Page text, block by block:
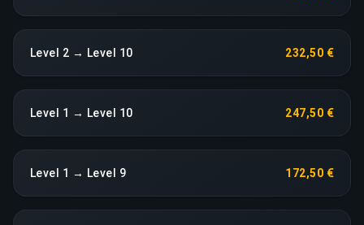
Level 2 → Level 10 232,50 €
Level 1 → Level 10 247,50 €
Level 1 → Level 9 172,50 €